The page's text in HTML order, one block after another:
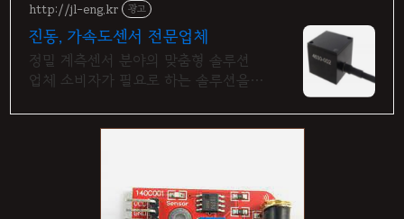
http://jl-eng.kr 광고
진동, 가속도센서 전문업체
정밀 계측센서 분야의 맞춤형 솔루션
업체 소비자가 필요로 하는 솔루션을
취급하는 전문 업체입니다.